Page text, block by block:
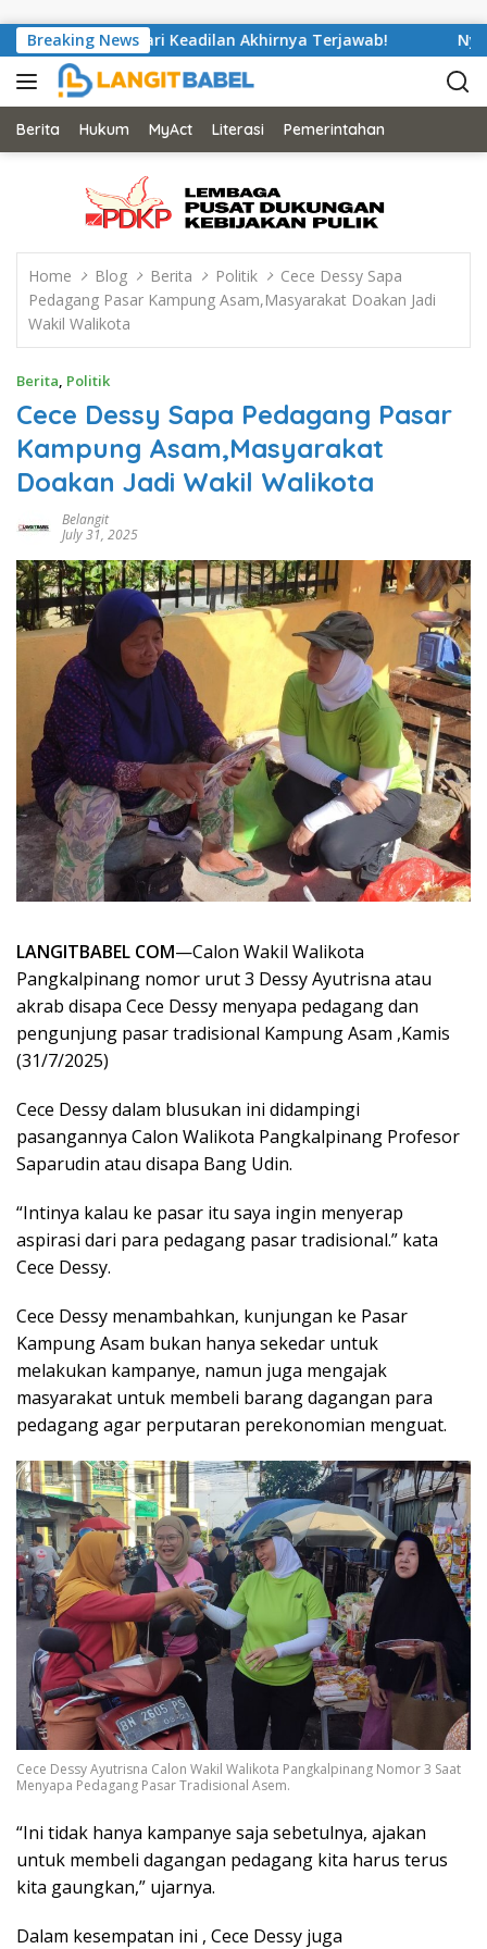
Breaking News
Mencari Keadilan Akhirnya Terjawab! Nyaris Putus
Berita Hukum MyAct Literasi Pemerintahan
Home Blog Berita Politik
Cece Dessy Sapa
Pedagang Pasar Kampung Asam,Masyarakat Doakan Jadi
Wakil Walikota
Berita, Politik
Cece Dessy Sapa Pedagang Pasar
Kampung Asam,Masyarakat
Doakan Jadi Wakil Walikota
Belangit
July 31, 2025
LANGITBABEL COM—Calon Wakil Walikota
Pangkalpinang nomor urut 3 Dessy Ayutrisna atau
akrab disapa Cece Dessy menyapa pedagang dan
pengunjung pasar tradisional Kampung Asam ,Kamis
(31/7/2025)
Cece Dessy dalam blusukan ini didampingi
pasangannya Calon Walikota Pangkalpinang Profesor
Saparudin atau disapa Bang Udin.
“Intinya kalau ke pasar itu saya ingin menyerap
aspirasi dari para pedagang pasar tradisional.” kata
Cece Dessy.
Cece Dessy menambahkan, kunjungan ke Pasar
Kampung Asam bukan hanya sekedar untuk
melakukan kampanye, namun juga mengajak
masyarakat untuk membeli barang dagangan para
pedagang agar perputaran perekonomian menguat.
Cece Dessy Ayutrisna Calon Wakil Walikota Pangkalpinang Nomor 3 Saat
Menyapa Pedagang Pasar Tradisional Asem.
“Ini tidak hanya kampanye saja sebetulnya, ajakan
untuk membeli dagangan pedagang kita harus terus
kita gaungkan,” ujarnya.
Dalam kesempatan ini , Cece Dessy juga